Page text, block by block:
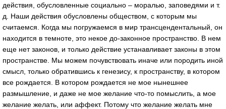
действия, обусловленные социально – моралью, заповедями и т.
д. Наши действия обусловлены обществом, с которым мы
считаемся. Когда мы погружаемся в мир трансцендентальный, он
находится в темноте, это некое до-законное пространство. В нем
еще нет законов, и только действие устанавливает законы в этом
пространстве. Мы можем почувствовать иначе или породить иной
смысл, только обратившись к генезису, к пространству, в котором
все рождается. В котором рождается не мое нынешнее
размышление, и даже не мое желание что-то помыслить, а мое
желание желать, или аффект. Потому что желание желать мне